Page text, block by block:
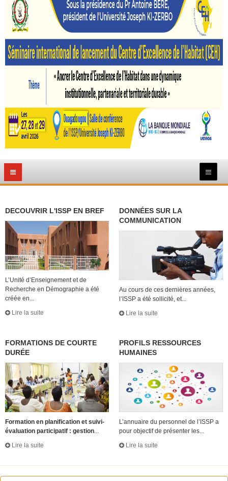
DECOUVRIR L'ISSP EN BREF
L’Unité d’Enseignement et de
Recherche en Démographie a été
créée en...
Lire la suite
DONNÉES SUR LA
COMMUNICATION
Au cours de ces dernières années,
l’ISSP a été sollicité, et...
Lire la suite
FORMATIONS DE COURTE
DURÉE
Formation en planification et suivi-
évaluation participatif : gestion...
Lire la suite
PROFILS RESSOURCES
HUMAINES
L’annuaire du personnel de l’ISSP a
pour objectif de présenter les...
Lire la suite